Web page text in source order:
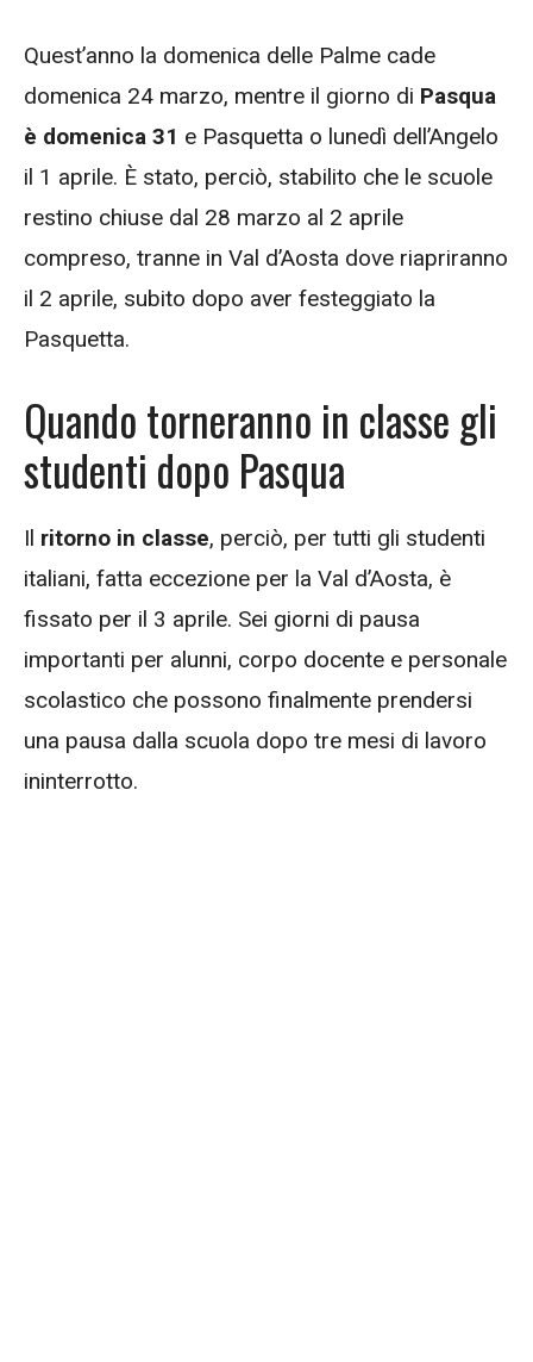
Quest’anno la domenica delle Palme cade
domenica 24 marzo, mentre il giorno di Pasqua
è domenica 31 e Pasquetta o lunedì dell’Angelo
il 1 aprile. È stato, perciò, stabilito che le scuole
restino chiuse dal 28 marzo al 2 aprile
compreso, tranne in Val d’Aosta dove riapriranno
il 2 aprile, subito dopo aver festeggiato la
Pasquetta.
Quando torneranno in classe gli
studenti dopo Pasqua
Il ritorno in classe, perciò, per tutti gli studenti
italiani, fatta eccezione per la Val d’Aosta, è
fissato per il 3 aprile. Sei giorni di pausa
importanti per alunni, corpo docente e personale
scolastico che possono finalmente prendersi
una pausa dalla scuola dopo tre mesi di lavoro
ininterrotto.